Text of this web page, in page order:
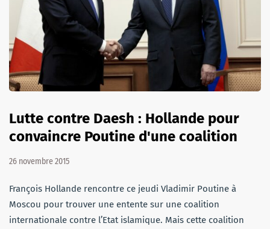
Lutte contre Daesh : Hollande pour
convaincre Poutine d'une coalition
26 novembre 2015
François Hollande rencontre ce jeudi Vladimir Poutine à
Moscou pour trouver une entente sur une coalition
internationale contre l’Etat islamique. Mais cette coalition